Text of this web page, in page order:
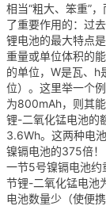
相当“粗大、笨重”
了重要作用的：过
锂电池的最大特点
重量或单位体积的
的单位，W是瓦、h
位）。这里举一个
为800mAh，则其
锂-二氧化锰电池的
3.6Wh。这两种电
镍镉电池的375倍！
一节5号镍镉电池
节锂-二氧化锰电池
电池数量少（使便